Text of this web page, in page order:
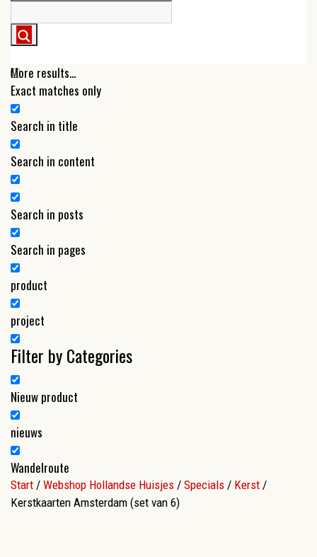
More results...
Exact matches only
Search in title
Search in content
Search in posts
Search in pages
product
project
Filter by Categories
Nieuw product
nieuws
Wandelroute
Start / Webshop Hollandse Huisjes / Specials / Kerst /
Kerstkaarten Amsterdam (set van 6)